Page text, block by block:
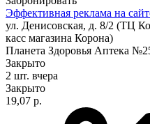
Эффективная реклама на
ул. Денисовская, д. 8/2 (ТЦ
касс магазина Корона)
Планета Здоровья Аптека
Закрыто
2 шт. вчера
Закрыто
19,07 р.